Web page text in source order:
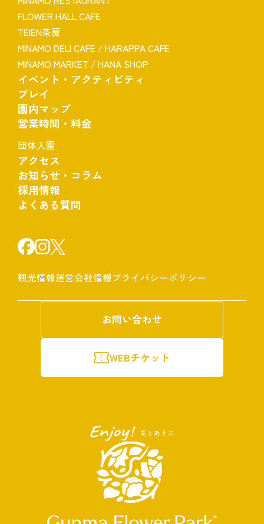
FLOWER HALL CAFE
TEIEN茶房
MINAMO DELI CAFE / HARAPPA CAFE
MINAMO MARKET / HANA SHOP
イベント・アクティビティ
プレイ
園内マップ
営業時間・料金
団体入園
アクセス
お知らせ・コラム
採用情報
よくある質問
観光情報運営会社情報プライバシーポリシー
お問い合わせ
WEBチケット